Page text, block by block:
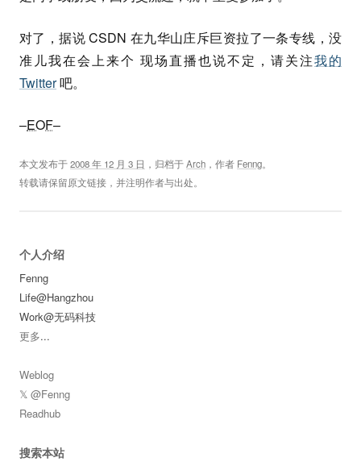
对了，据说 CSDN 在九华山庄斥巨资拉了一条专线，没
准儿我在会上来个 现场直播也说不定，请关注我的
Twitter吧。
–EOF–
本文发布于2008 年 12 月 3 日 ，归档于Arch ，作者 Fenng。
转载请保留原文链接，并注明作者与出处。
个人介绍
Fenng
Life@Hangzhou
Work@无码科技
更多...
Weblog
𝕏 @Fenng
Readhub
搜索本站